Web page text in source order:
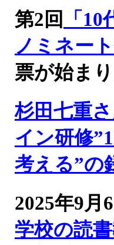
第2回
「
ノミネー
票が始まり
杉田七重
イン研修
考える”の
2025年9
学校の読